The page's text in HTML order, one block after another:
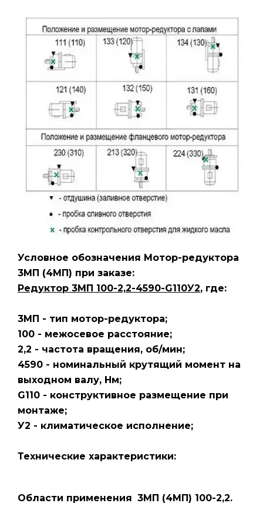
Условное обозначения Мотор-редуктора
3МП (4МП) при заказе:
Редуктор 3МП 100-2,2-4590-G110У2, где:
3МП - тип мотор-редуктора;
100 - межосевое расстояние;
2,2 - частота вращения, об/мин;
4590 - номинальный крутящий момент на
выходном валу, Нм;
G110 - конструктивное размещение при
монтаже;
У2 - климатическое исполнение;
Технические характеристики:
Области применения 3МП (4МП) 100-2,2.